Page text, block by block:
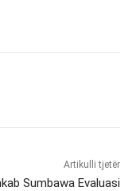
Artikulli tjetër
Sumbawa Evaluasi